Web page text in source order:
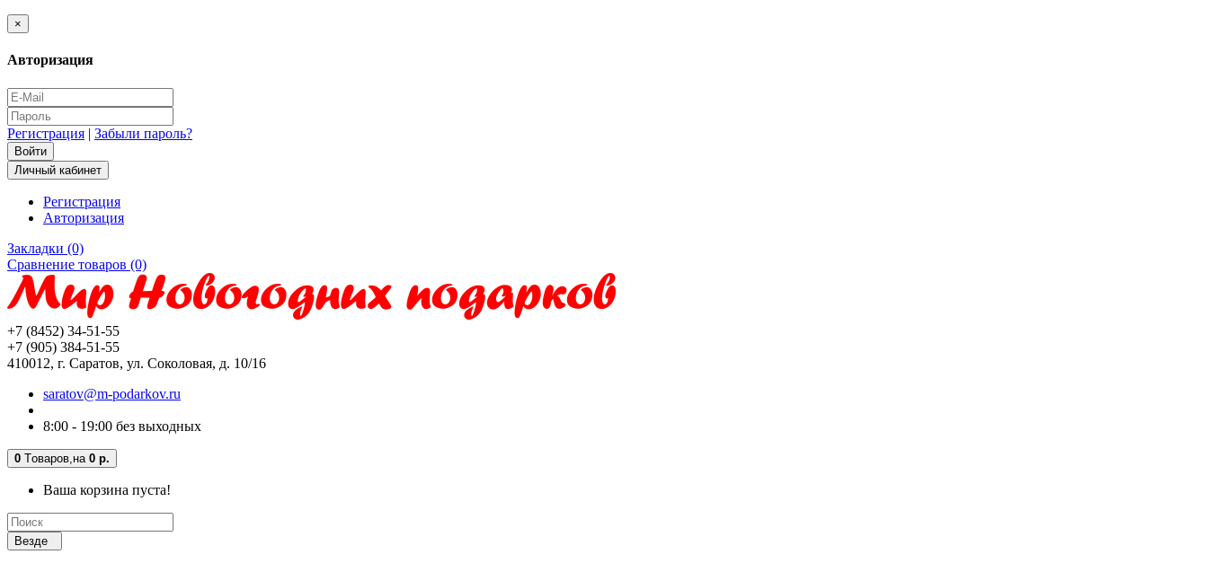
×
Авторизация
Регистрация | Забыли пароль?
Личный кабинет
Регистрация
Авторизация
Закладки (0)
Сравнение товаров (0)
+7 (8452) 34-51-55
+7 (905) 384-51-55
410012, г. Саратов, ул. Соколовая, д. 10/16
saratov@m-podarkov.ru
8:00 - 19:00 без выходных
0 Tоваров, на 0 р.
Ваша корзина пуста!
Везде